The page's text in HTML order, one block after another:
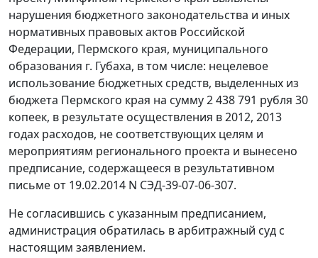
нарушения бюджетного законодательства и иных
нормативных правовых актов Российской
Федерации, Пермского края, муниципального
образования г. Губаха, в том числе: нецелевое
использование бюджетных средств, выделенных из
бюджета Пермского края на сумму 2 438 791 рубля 30
копеек, в результате осуществления в 2012, 2013
годах расходов, не соответствующих целям и
мероприятиям регионального проекта и вынесено
предписание, содержащееся в результативном
письме от 19.02.2014 N СЭД-39-07-06-307.
Не согласившись с указанным предписанием,
администрация обратилась в арбитражный суд с
настоящим заявлением.